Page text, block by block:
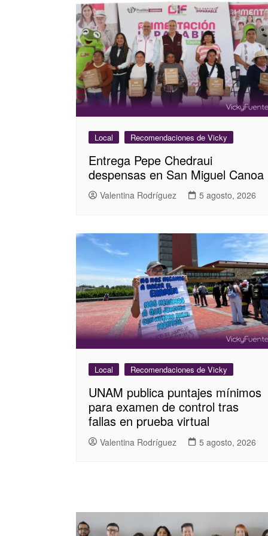
Local Recomendaciones de Vicky
Entrega Pepe Chedraui
despensas en San Miguel Canoa
Valentina Rodríguez 5 agosto, 2026
Local Recomendaciones de Vicky
UNAM publica puntajes mínimos
para examen de control tras
fallas en prueba virtual
Valentina Rodríguez 5 agosto, 2026